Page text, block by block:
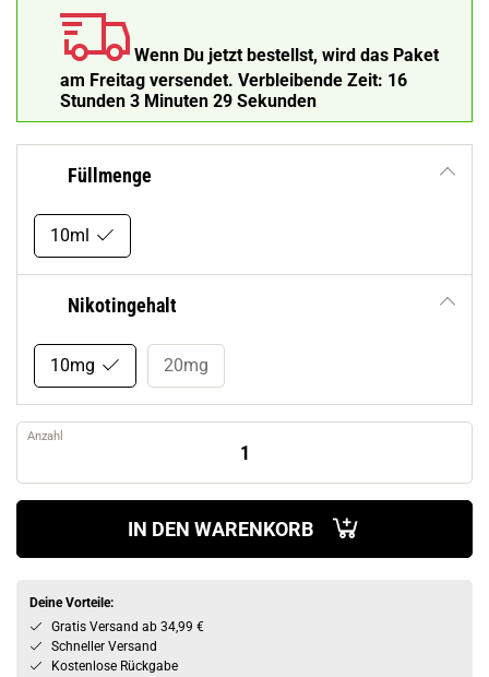
Wenn Du jetzt bestellst, wird das Paket
am Freitag versendet. Verbleibende Zeit: 16
Stunden 3 Minuten 28 Sekunden
Füllmenge
10ml
Nikotingehalt
10mg 20mg
Anzahl
IN DEN WARENKORB
Deine Vorteile:
Gratis Versand ab 34,99 €
Schneller Versand
Kostenlose Rückgabe